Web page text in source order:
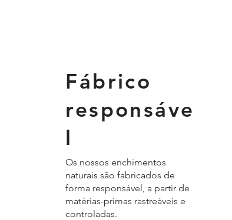
Fábrico
responsáve
l
Os nossos enchimentos
naturais são fabricados de
forma responsável, a partir de
matérias-primas rastreáveis e
controladas.